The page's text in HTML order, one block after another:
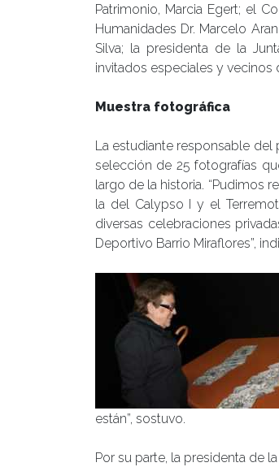
Patrimonio, Marcia Egert; el
Humanidades Dr. Marcelo
Silva; la presidenta de la
invitados especiales y vecinos
Muestra fotográfica
La estudiante responsable
selección de 25 fotografías
largo de la historia. “Pudimos
la del Calypso I y el
diversas celebraciones
Deportivo Barrio Miraflores”,
están”, sostuvo.
Por su parte, la presidenta de